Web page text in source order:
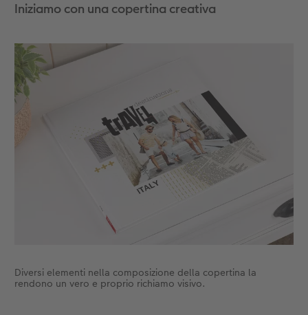
Storie dei clienti
Coffeetable Book «Art Collection»
Accessori
CEWE myPhotos
Poster su forex
Mosaico
CEWE myPhotos
Accessori
Buono regalo CEWE
CEWE myPhotos
Iniziamo con una copertina creativa
Diversi elementi nella composizione della copertina la
rendono un vero e proprio richiamo visivo.